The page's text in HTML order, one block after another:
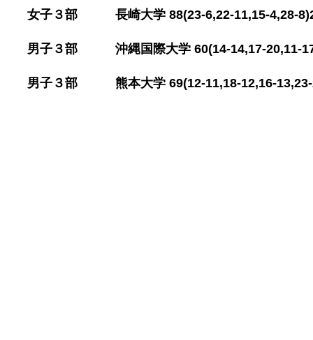
女子３部 長崎大学 88(23-6,22-11,15-4,28-
男子３部 沖縄国際大学 60(14-14,17-20,11-
男子３部 熊本大学 69(12-11,18-12,16-13,23-